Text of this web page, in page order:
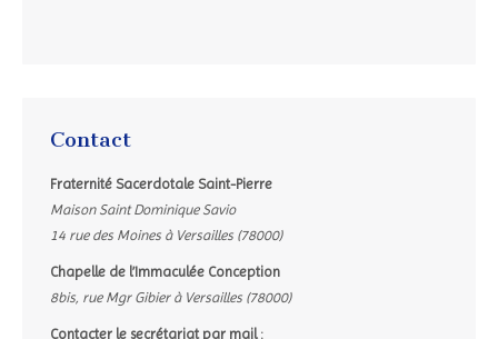
Contact
Fraternité Sacerdotale Saint-Pierre
Maison Saint Dominique Savio
14 rue des Moines à Versailles (78000)
Chapelle de l’Immaculée Conception
8bis, rue Mgr Gibier à Versailles (78000)
Contacter le secrétariat par mail :